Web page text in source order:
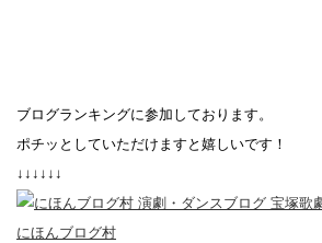
ブログランキングに参加しております。
ポチッとしていただけますと嬉しいです！
↓↓↓↓↓↓
にほんブログ村